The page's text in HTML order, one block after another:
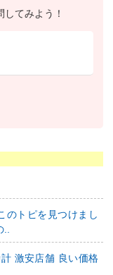
てみよう！
のトピを見つけまし
激安店舗 良い価格